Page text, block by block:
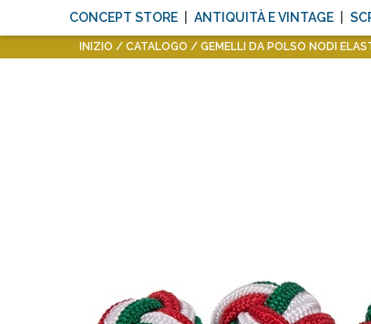
CONCEPT STORE ANTIQUITÀ E VINTAGE
INIZIO CATALOGO GEMELLI DA POLSO NODI